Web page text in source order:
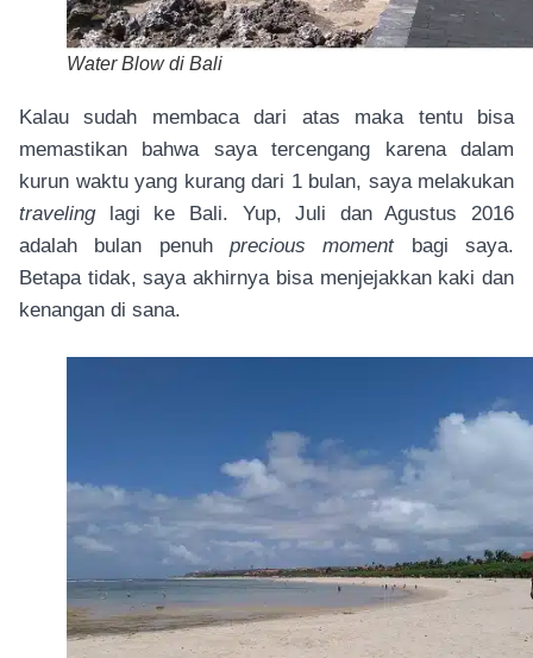
Water Blow di Bali
Kalau sudah membaca dari atas maka tentu bisa
memastikan bahwa saya tercengang karena dalam
kurun waktu yang kurang dari 1 bulan, saya melakukan
traveling
lagi ke Bali. Yup, Juli dan Agustus 2016
adalah bulan penuh precious moment
bagi saya.
Betapa tidak, saya akhirnya bisa menjejakkan kaki dan
kenangan di sana.